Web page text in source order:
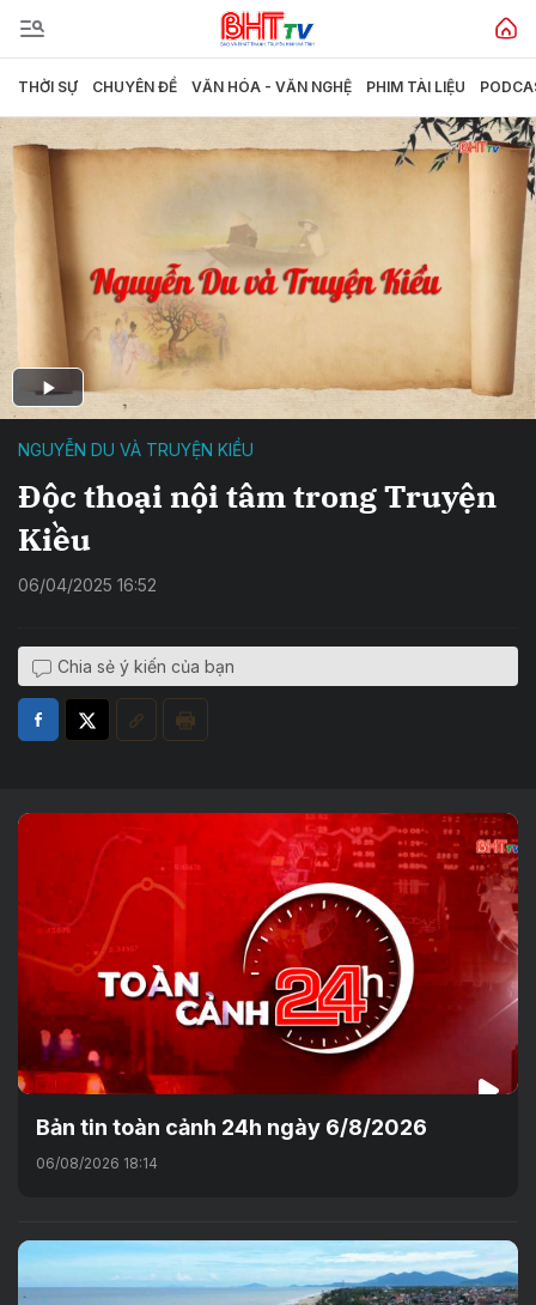
THỜI SỰ CHUYÊN ĐỀ VĂN HÓA - VĂN NGHỆ PHIM TÀI LIỆU
NGUYỄN DU VÀ TRUYỆN KIỀU
Độc thoại nội tâm trong Truyện
Kiều
06/04/2025 16:52
Chia sẻ ý kiến của bạn
Bản tin toàn cảnh 24h ngày 6/8/2026
06/08/2026 18:14